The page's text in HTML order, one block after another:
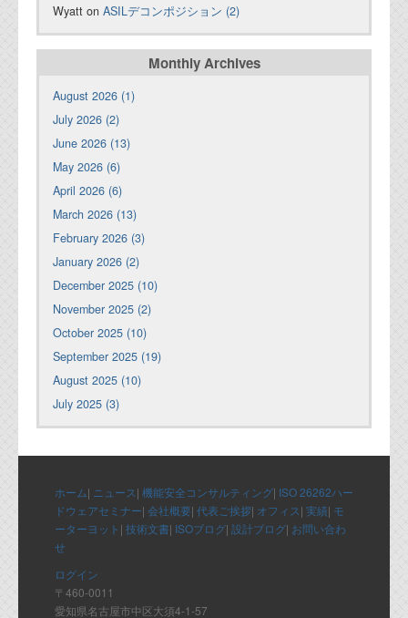
Wyatt on ASILデコンポジション (2)
Monthly Archives
August 2026 (1)
July 2026 (2)
June 2026 (13)
May 2026 (6)
April 2026 (6)
March 2026 (13)
February 2026 (3)
January 2026 (2)
December 2025 (10)
November 2025 (2)
October 2025 (10)
September 2025 (19)
August 2025 (10)
July 2025 (3)
ホーム| ニュース| 機能安全コンサルティング| ISO 26262ハー
ドウェアセミナー| 会社概要| 代表ご挨拶| オフィス| 実績| モ
ーターヨット | 技術文書| ISOブログ| 設計ブログ| お問い合わ
せ
ログイン
〒460-0011
愛知県名古屋市中区大須4-1-57